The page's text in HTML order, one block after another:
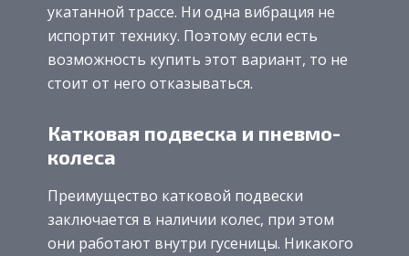
укатанной трассе. Ни одна вибрация не
испортит технику. Поэтому если есть
возможность купить этот вариант, то не
стоит от него отказываться.
Катковая подвеска и пневмо-
колеса
Преимущество катковой подвески
заключается в наличии колес, при этом
они работают внутри гусеницы. Никакого